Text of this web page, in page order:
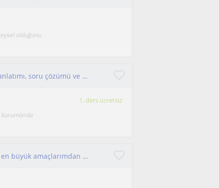
olduğunu
Sınıf (yeni müfredata uygun), TYT ve AYT konu anlatımı, soru çözümü ve yakınındaki yapılması
1. ders ücretsiz
kurumlarda
Zorlanan her öğrenciye Fizik dersini sevdirmek en büyük amaçlarımdan birisi